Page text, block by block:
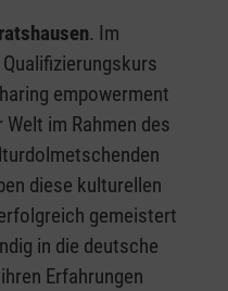
. Im
empowerment
im Rahmen des
diese kulturellen
gemeistert
in die deutsche
Erfahrungen